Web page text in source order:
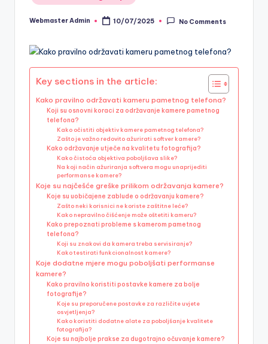
in
Posted
Webmaster Admin 10/07/2025 No Comments
Key sections in the article:
Kako pravilno održavati kameru pametnog telefona?
Koji su osnovni koraci za održavanje kamere pametnog
telefona?
Kako očistiti objektiv kamere pametnog telefona?
Zašto je važno redovito ažurirati softver kamere?
Kako održavanje utječe na kvalitetu fotografija?
Kako čistoća objektiva poboljšava slike?
Na koji način ažuriranja softvera mogu unaprijediti
performanse kamere?
Koje su najčešće greške prilikom održavanja kamere?
Koje su uobičajene zablude o održavanju kamere?
Zašto neki korisnici ne koriste zaštitne leće?
Kako nepravilno čišćenje može oštetiti kameru?
Kako prepoznati probleme s kamerom pametnog
telefona?
Koji su znakovi da kamera treba servisiranje?
Kako testirati funkcionalnost kamere?
Koje dodatne mjere mogu poboljšati performanse
kamere?
Kako pravilno koristiti postavke kamere za bolje
fotografije?
Koje su preporučene postavke za različite uvjete
osvjetljenja?
Kako koristiti dodatne alate za poboljšanje kvalitete
fotografija?
Koje su najbolje prakse za dugotrajno očuvanje kamere?